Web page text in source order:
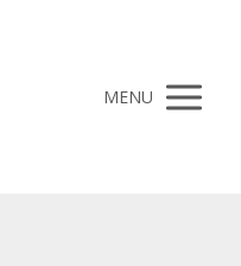
MENU